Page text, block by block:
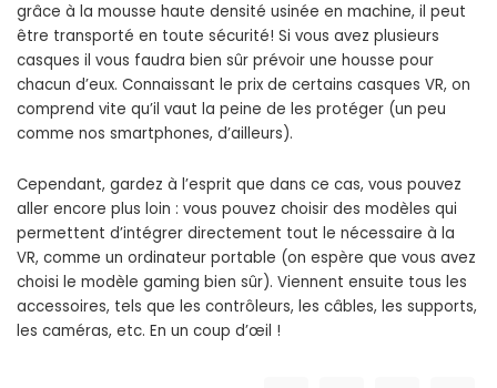
grâce à la mousse haute densité usinée en machine, il peut
être transporté en toute sécurité! Si vous avez plusieurs
casques il vous faudra bien sûr prévoir une housse pour
chacun d’eux. Connaissant le prix de certains casques VR, on
comprend vite qu’il vaut la peine de les protéger (un peu
comme nos smartphones, d’ailleurs).
Cependant, gardez à l’esprit que dans ce cas, vous pouvez
aller encore plus loin : vous pouvez choisir des modèles qui
permettent d’intégrer directement tout le nécessaire à la
VR, comme un ordinateur portable (on espère que vous avez
choisi le modèle gaming bien sûr). Viennent ensuite tous les
accessoires, tels que les contrôleurs, les câbles, les supports,
les caméras, etc. En un coup d’œil !